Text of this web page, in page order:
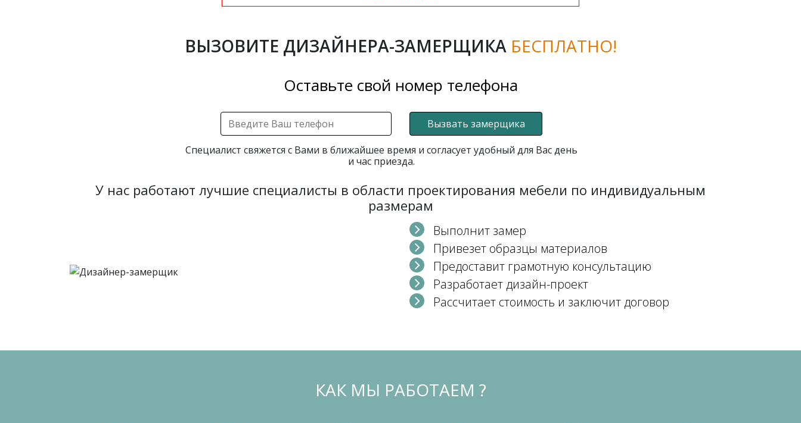
ВЫЗОВИТЕ ДИЗАЙНЕРА-ЗАМЕРЩИКА БЕСПЛАТНО!
Оставьте свой номер телефона
Вызвать замерщика
Специалист свяжется с Вами в ближайшее время и согласует удобный для Вас день
и час приезда.
У нас работают лучшие специалисты в области проектирования мебели по индивидуальным
размерам
Выполнит замер
Привезет образцы материалов
Предоставит грамотную консультацию
Разработает дизайн-проект
Рассчитает стоимость и заключит договор
КАК МЫ РАБОТАЕМ ?